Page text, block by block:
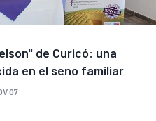
de Curicó: una
en el seno familiar
07